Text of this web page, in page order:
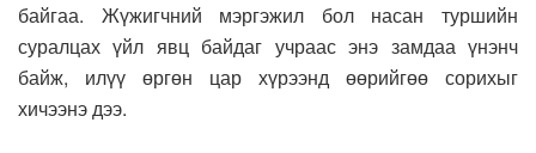
байгаа. Жүжигчний мэргэжил бол насан туршийн
суралцах үйл явц байдаг учраас энэ замдаа үнэнч
байж, илүү өргөн цар хүрээнд өөрийгөө сорихыг
хичээнэ дээ.